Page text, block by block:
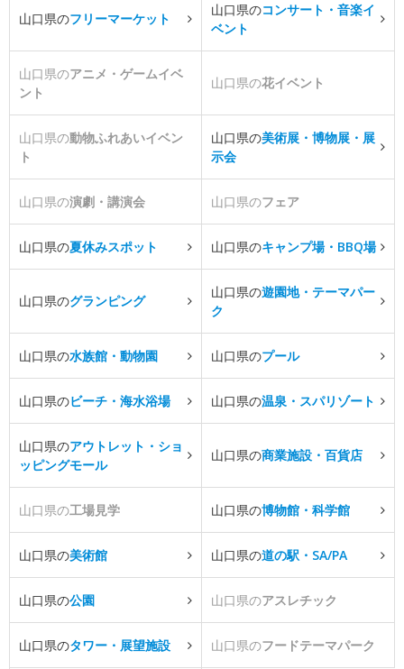
山口県のフリーマーケット
山口県のコンサート・音楽イ
ベント
山口県のアニメ・ゲームイベ
ント
山口県の花イベント
山口県の動物ふれあいイベン
ト
山口県の美術展・博物展・展
示会
山口県の演劇・講演会 山口県のフェア
山口県の夏休みスポット 山口県のキャンプ場・BBQ場
山口県のグランピング
山口県の遊園地・テーマパー
ク
山口県の水族館・動物園 山口県のプール
山口県のビーチ・海水浴場 山口県の温泉・スパリゾート
山口県のアウトレット・ショ
ッピングモール
山口県の商業施設・百貨店
山口県の工場見学 山口県の博物館・科学館
山口県の美術館 山口県の道の駅・SA/PA
山口県の公園 山口県のアスレチック
山口県のタワー・展望施設 山口県のフードテーマパーク